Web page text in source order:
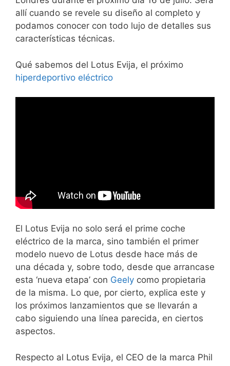
allí cuando se revele su diseño al completo y
podamos conocer con todo lujo de detalles sus
características técnicas.
Qué sabemos del Lotus Evija, el próximo
hiperdeportivo eléctrico
El Lotus Evija no solo será el prime coche
eléctrico de la marca, sino también el primer
modelo nuevo de Lotus desde hace más de
una década y, sobre todo, desde que arrancase
esta ‘nueva etapa’ con Geely como propietaria
de la misma. Lo que, por cierto, explica este y
los próximos lanzamientos que se llevarán a
cabo siguiendo una línea parecida, en ciertos
aspectos.
Respecto al Lotus Evija, el CEO de la marca Phil